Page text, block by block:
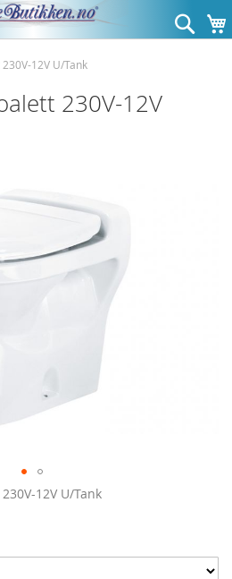
Søk
230V-12V U/Tank
230V-12V
12V U/Tank